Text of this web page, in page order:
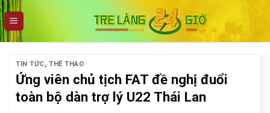
Skip
to
content
TIN TỨC,THỂ THAO
Ứng viên chủ tịch FAT đề nghị đuổi
toàn bộ dàn trợ lý U22 Thái Lan